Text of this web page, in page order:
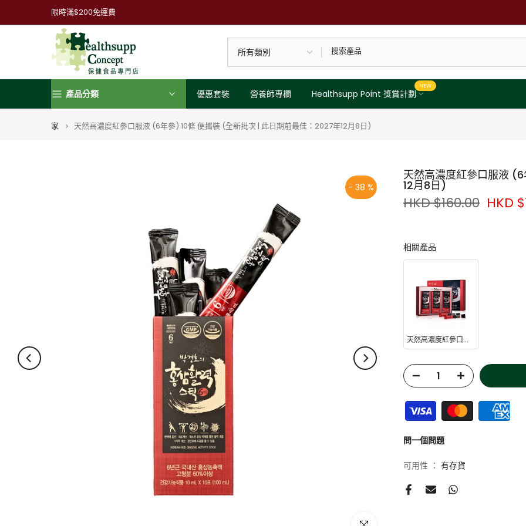
到
限時滿$200免運費
產品分類 優惠套裝 營養師專欄 Healthsupp Point 獎賞計劃
NEW
家 天然高濃度紅參口服液 (6年參) 10條 便攜裝 (全新批次 | 此日期前最佳：2027年12月8日)
- 38 %
天然高濃度紅參口服液
12月8日)
HKD $160.00 HKD
人參是著名養生草本，根據中醫
人參當中的活性成分「人參皂苷
康，印證了古藉記載的功效。
「天然高濃度紅參口服液」採用
佳的「紅參」後，萃取為方便飲
助消除疲勞、增強身體抵抗力及
每盒10條，均為獨立包裝，直接
珍貴，亦一直是人參產品的質量
的6年參口服產品
服用方法
紅參濃縮液（人參皂苷Rg1，
處方，固體含量60%）熟地黃，
相關產品
天然高濃度紅參口服液 (6年參) 30條 (此日期前最佳：2027年12月8日)
問一個問題
可用性 ： 有存貨